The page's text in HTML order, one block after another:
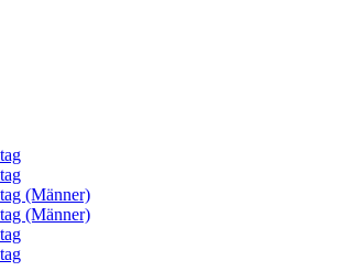
(Männer)
(Männer)